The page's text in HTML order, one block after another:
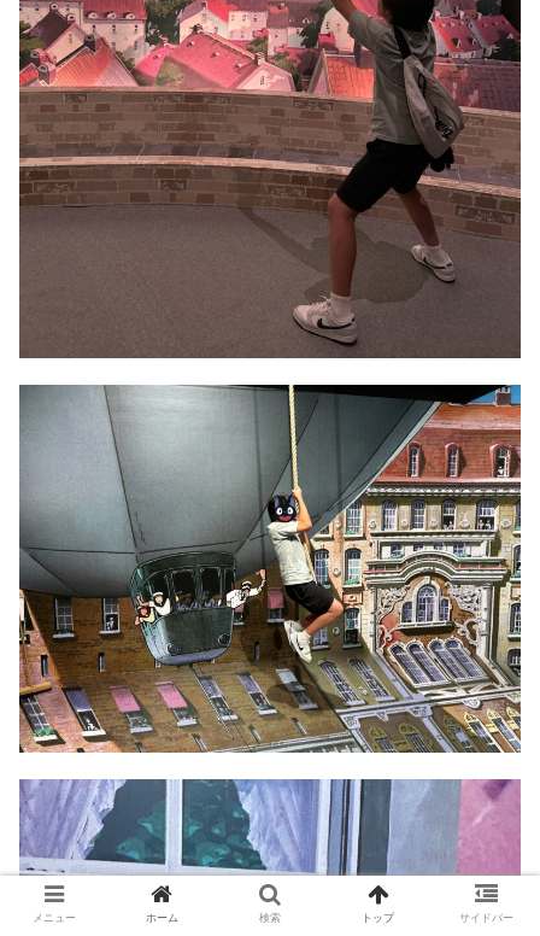
メニュー ホーム 検索 トップ サイドバー